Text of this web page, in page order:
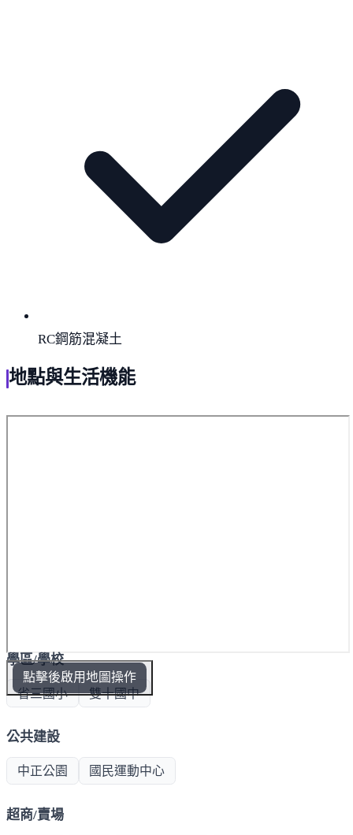
RC鋼筋混凝土
地點與生活機能
點擊後啟用地圖操作
學區/學校
省三國小 雙十國中
公共建設
中正公園 國民運動中心
超商/賣場